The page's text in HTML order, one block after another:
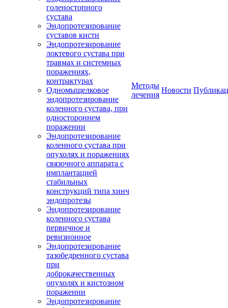
голеностопного
сустава
Эндопротезирование
суставов кисти
Эндопротезирование
локтевого сустава при
травмах и системных
поражениях,
контрактурах
Одномыщелковое
эндопротезирование
коленного сустава, при
одностороннем
поражении
Эндопротезирование
коленного сустава при
опухолях и поражениях
связочного аппарата с
имплантацией
стабильных
конструкций типа хинч
эндопротезы
Эндопротезирование
коленного сустава
первичное и
ревизионное
Эндопротезирование
тазобедренного сустава
при
доброкачественных
опухолях и кистозном
поражении
Эндопротезирование
Методы
лечения
Новости